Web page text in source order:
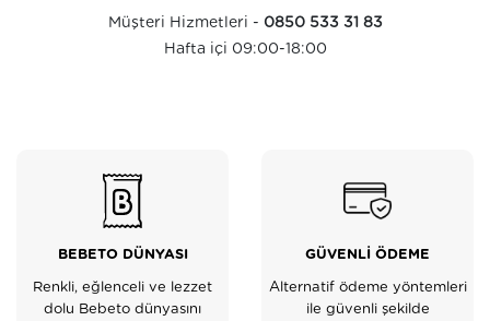
Müşteri Hizmetleri - 0850 533 31 83
Hafta içi 09:00-18:00
BEBETO DÜNYASI
Renkli, eğlenceli ve lezzet
dolu Bebeto dünyasını
GÜVENLİ ÖDEME
Alternatif ödeme yöntemleri
ile güvenli şekilde